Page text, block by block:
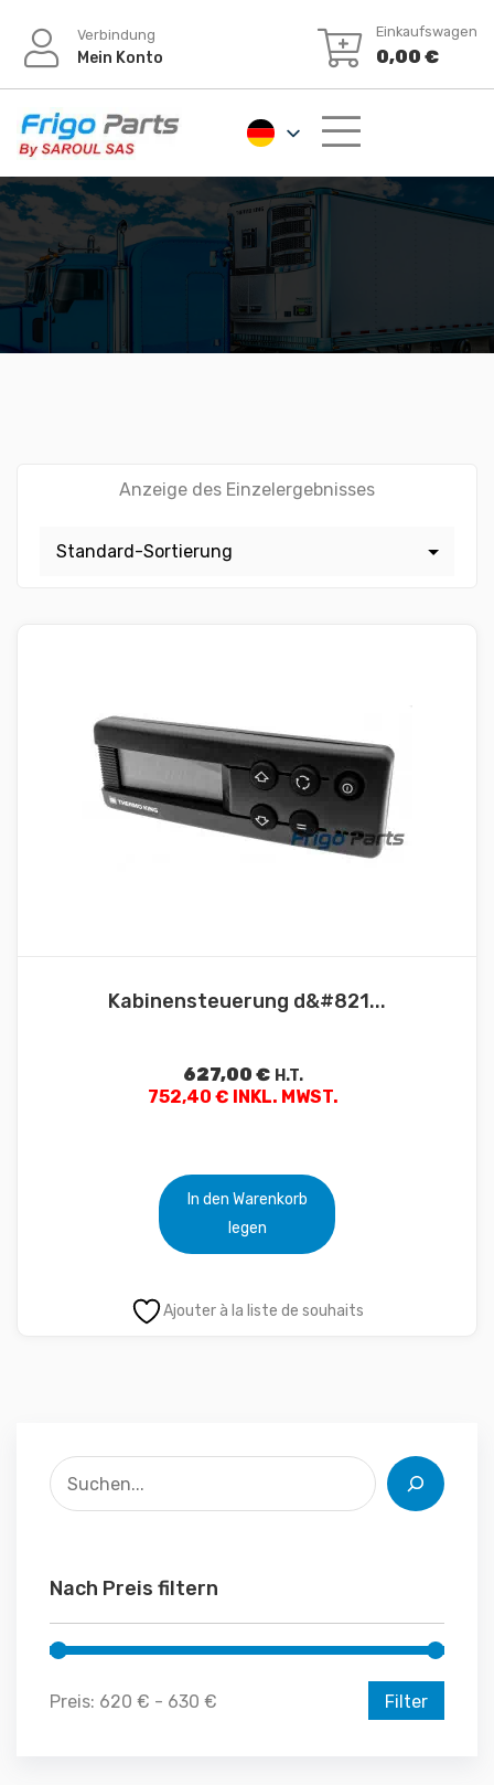
Inhalt
springen
Verbindung
Mein Konto
Einkaufswagen
0,00 €
Anzeige des Einzelergebnisses
Suche
Nach Preis filtern
Filter
Preis: 620 € - 630 €
Kabinensteuerung d&#821...
627,00 € H.T.
752,40 € INKL. MWST.
In den Warenkorb
legen
Ajouter à la liste de souhaits